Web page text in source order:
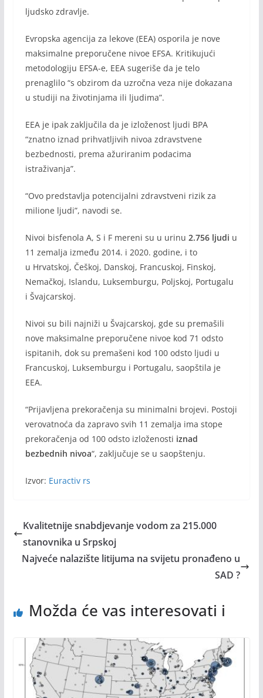
ljudsko zdravlje.
Evropska agencija za lekove (EEA) osporila je nove
maksimalne preporučene nivoe EFSA. Kritikujući
metodologiju EFSA-e, EEA sugeriše da je telo
prenaglilo “s obzirom da uzročna veza nije dokazana
u studiji na životinjama ili ljudima”.
EEA je ipak zaključila da je izloženost ljudi BPA
“znatno iznad prihvatljivih nivoa zdravstvene
bezbednosti, prema ažuriranim podacima
istraživanja”.
“Ovo predstavlja potencijalni zdravstveni rizik za
milione ljudi”, navodi se.
Nivoi bisfenola A, S i F mereni su u urinu 2.756 ljudi u
11 zemalja između 2014. i 2020. godine, i to
u Hrvatskoj, Češkoj, Danskoj, Francuskoj, Finskoj,
Nemačkoj, Islandu, Luksemburgu, Poljskoj, Portugalu
i Švajcarskoj.
Nivoi su bili najniži u Švajcarskoj, gde su premašili
nove maksimalne preporučene nivoe kod 71 odsto
ispitanih, dok su premašeni kod 100 odsto ljudi u
Francuskoj, Luksemburgu i Portugalu, saopštila je
EEA.
“Prijavljena prekoračenja su minimalni brojevi. Postoji
verovatnoća da zapravo svih 11 zemalja ima stope
prekoračenja od 100 odsto izloženosti iznad
bezbednih nivoa“, zaključuje se u saopštenju.
Izvor: Euractiv rs
Kvalitetnije snabdjevanje vodom za 215.000
stanovnika u Srpskoj
Najveće nalazište litijuma na svijetu pronađeno u
SAD ?
Možda će vas interesovati i